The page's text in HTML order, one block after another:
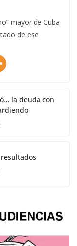
mayor de Cuba
de ese
la deuda con